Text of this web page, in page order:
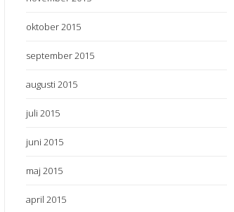
oktober 2015
september 2015
augusti 2015
juli 2015
juni 2015
maj 2015
april 2015